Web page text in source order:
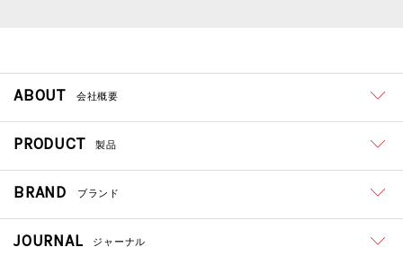
ABOUT 会社概要
PRODUCT 製品
BRAND ブランド
JOURNAL ジャーナル